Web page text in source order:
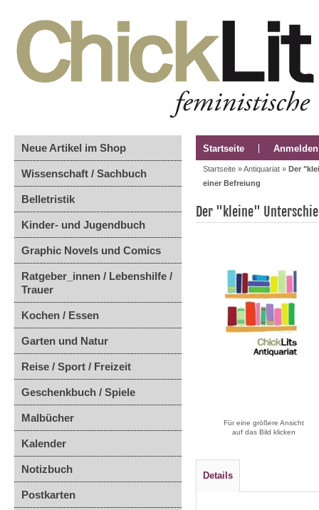
Neue Artikel im Shop
Wissenschaft / Sachbuch
Belletristik
Kinder- und Jugendbuch
Graphic Novels und Comics
Ratgeber_innen / Lebenshilfe /
Trauer
Kochen / Essen
Garten und Natur
Reise / Sport / Freizeit
Geschenkbuch / Spiele
Malbücher
Kalender
Notizbuch
Postkarten
Startseite Anmelden
Startseite »Antiquariat » Der
einer Befreiung
Der "kleine"
Für eine größere Ansicht
auf das Bild klicken
Details